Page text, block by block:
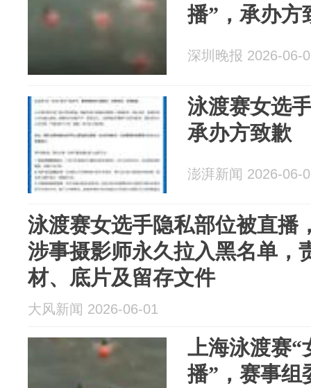
播”，承办方
深圳晚报 2026-06-
泳渡赛女选
承办方致歉
澎湃新闻 2026-06-
泳渡赛女选手隐私部位被直播
涉事摄影师永久拉入黑名单，
材、底片及留存文件
大风新闻 2026-06-01
上海泳渡赛“
播”，赛事组